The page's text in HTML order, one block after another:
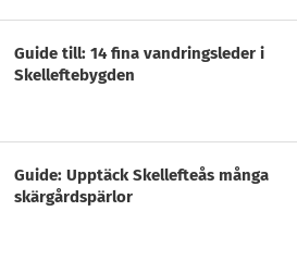
Guide till: 14 fina vandringsleder i
Skelleftebygden
Guide: Upptäck Skellefteås många
skärgårdspärlor